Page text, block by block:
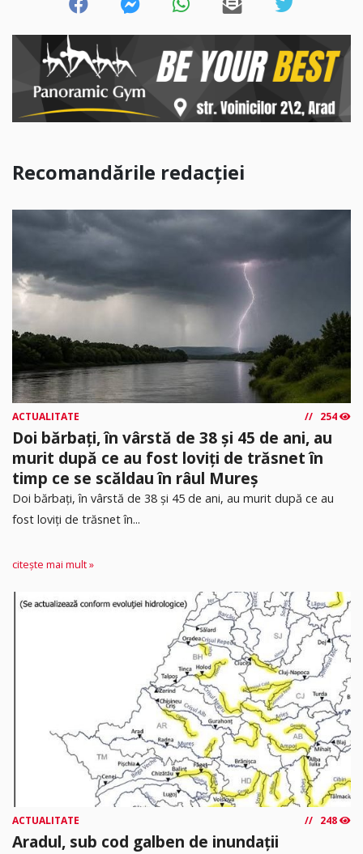
Recomandările redacției
ACTUALITATE 254
Doi bărbați, în vârstă de 38 și 45 de ani, au
murit după ce au fost loviți de trăsnet în
timp ce se scăldau în râul Mureș
Doi bărbați, în vârstă de 38 și 45 de ani, au murit după ce au
fost loviți de trăsnet în...
citește mai mult »
ACTUALITATE 248
Aradul, sub cod galben de inundații